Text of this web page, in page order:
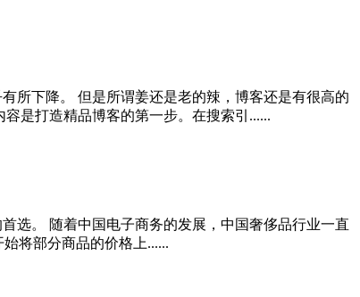
所下降。 但是所谓姜还是老的辣，博客还是有很高的
是打造精品博客的第一步。在搜索引......
选。 随着中国电子商务的发展，中国奢侈品行业一直
将部分商品的价格上......